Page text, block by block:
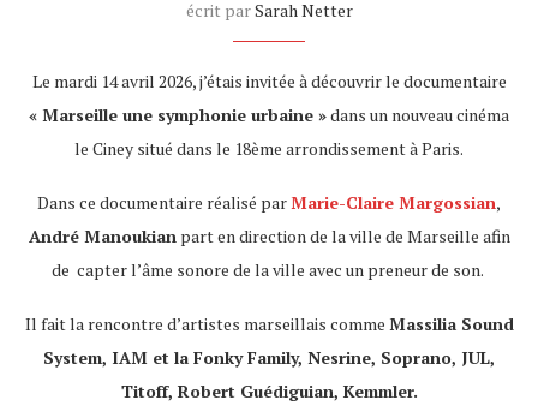
écrit parSarah Netter
Le mardi 14 avril 2026, j’étais invitée à découvrir le documentaire
« Marseille une symphonie urbaine »dans un nouveau cinéma
le Ciney situé dans le 18ème arrondissement à Paris.
Dans ce documentaire réalisé parMarie-Claire Margossian,
André Manoukianpart en direction de la ville de Marseille afin
de capter l’âme sonore de la ville avec un preneur de son.
Il fait la rencontre d’artistes marseillais comme Massilia Sound
System, IAM et la Fonky Family, Nesrine, Soprano, JUL,
Titoff, Robert Guédiguian, Kemmler.